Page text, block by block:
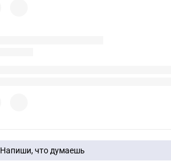
Напиши, что думаешь